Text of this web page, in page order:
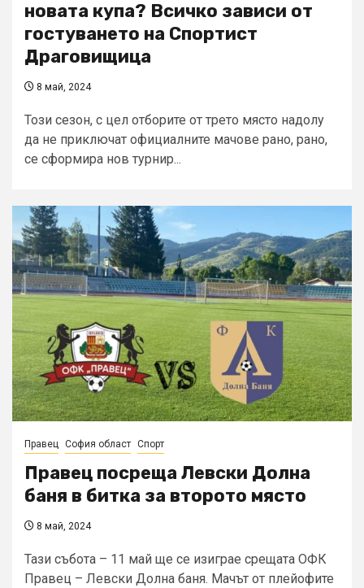
новата купа? Всичко зависи от
гостуването на Спортист
Драговищица
8 май, 2024
Този сезон, с цел отборите от трето място надолу
да не приключат официалните мачове рано, рано,
се сформира нов турнир...
Правец София област Спорт
Правец посреща Левски Долна
баня в битка за второто място
8 май, 2024
Тази събота – 11 май ще се изиграе срещата ОФК
Правец – Левски Долна баня. Мачът от плейофите